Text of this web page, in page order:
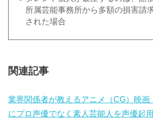
所属芸能事務所から多額の損害請
された場合
関連記事
業界関係者が教えるアニメ（CG）映画
にプロ声優でなく素人芸能人を声優起